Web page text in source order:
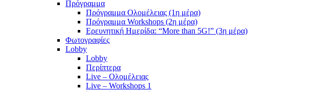
Πρόγραμμα
Πρόγραμμα Ολομέλειας (1η μέρα)
Πρόγραμμα Workshops (2η μέρα)
Ερευνητική Ημερίδα: “More than 5G!” (3η μέρα)
Φωτογραφίες
Lobby
Lobby
Περίπτερα
Live – Ολομέλειας
Live – Workshops 1